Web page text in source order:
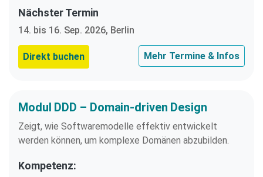
Nächster Termin
14. bis 16. Sep. 2026, Berlin
Direkt buchen Mehr Termine & Infos
Modul DDD – Domain-driven Design
Zeigt, wie Softwaremodelle effektiv entwickelt
werden können, um komplexe Domänen abzubilden.
Kompetenz: